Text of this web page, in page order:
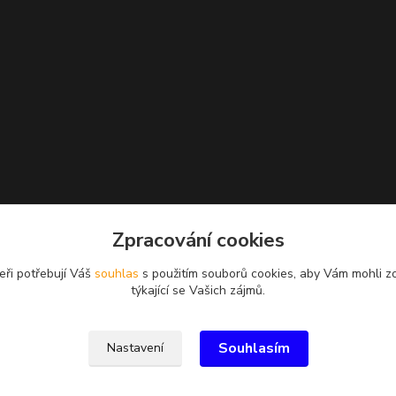
Zpracování cookies
potřebují Váš souhlas s použitím souborů cookies, aby Vám mohli
týkající se Vašich zájmů.
Nastavení Souhlasím